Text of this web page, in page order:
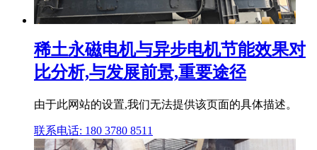
稀土永磁电机与异步电机节能效果对
比分析,与发展前景,重要途径
由于此网站的设置,我们无法提供该页面的具体描述。
联系电话: 180 3780 8511